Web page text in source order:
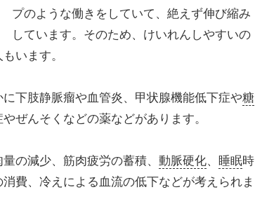
プのような働きをしていて、絶えず伸び縮み
しています。そのため、けいれんしやすいの
います。
下肢静脈瘤や血管炎、甲状腺機能低下症や糖
やぜんそくなどの薬などがあります。
の減少、筋肉疲労の蓄積、 動脈硬化、 睡眠時
費、冷えによる血流の低下などが考えられま